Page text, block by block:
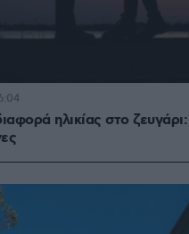
ηλικίας στο